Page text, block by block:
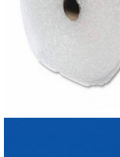
as melhores
comerciante,
e atendimento do
uma ótima
usuários.É
estocado em
e com médias
umidade